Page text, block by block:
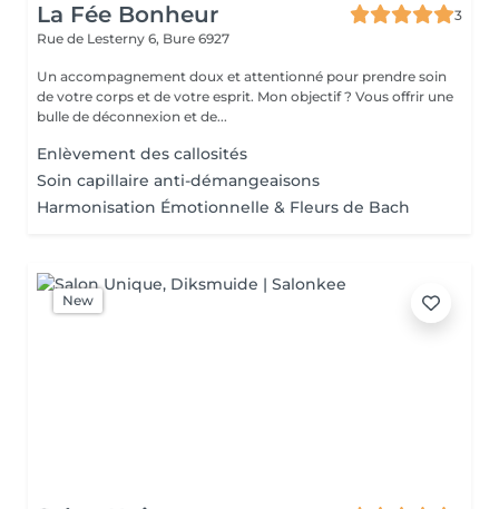
La Fée Bonheur
3
Rue de Lesterny 6, Bure 6927
Un accompagnement doux et attentionné pour prendre soin
de votre corps et de votre esprit. Mon objectif ? Vous offrir une
bulle de déconnexion et de...
Enlèvement des callosités
Soin capillaire anti-démangeaisons
Harmonisation Émotionnelle & Fleurs de Bach
New